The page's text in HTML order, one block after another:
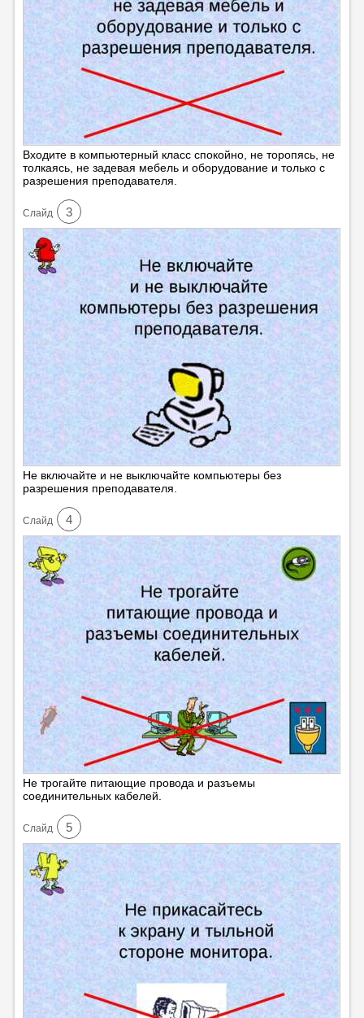
Входите в компьютерный класс спокойно, не торопясь, не
толкаясь, не задевая мебель и оборудование и только с
разрешения преподавателя.
Cлайд 3
Не включайте и не выключайте компьютеры без
разрешения преподавателя.
Cлайд 4
Не трогайте питающие провода и разъемы
соединительных кабелей.
Cлайд 5